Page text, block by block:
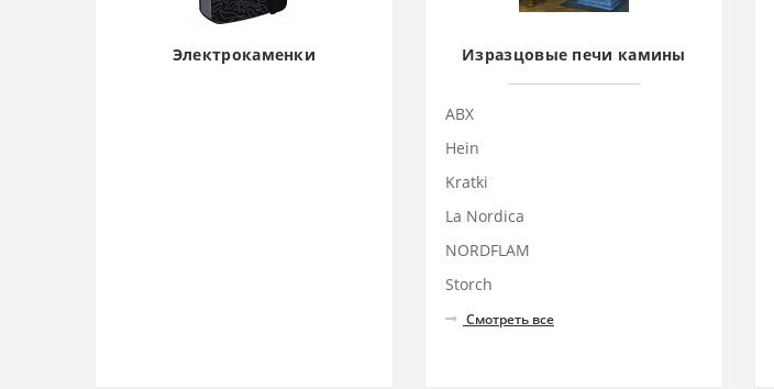
Электрокаменки Изразцовые печи камины
ABX
Hein
Kratki
La Nordica
NORDFLAM
Storch
Смотреть все